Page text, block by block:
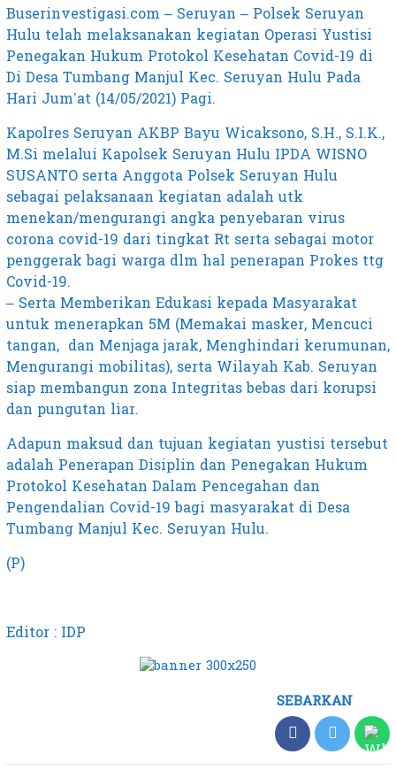
Buserinvestigasi.com – Seruyan – Polsek Seruyan
Hulu telah melaksanakan kegiatan Operasi Yustisi
Penegakan Hukum Protokol Kesehatan Covid-19 di
Di Desa Tumbang Manjul Kec. Seruyan Hulu Pada
Hari Jum’at (14/05/2021) Pagi.
Kapolres Seruyan AKBP Bayu Wicaksono, S.H., S.I.K.,
M.Si melalui Kapolsek Seruyan Hulu IPDA WISNO
SUSANTO serta Anggota Polsek Seruyan Hulu
sebagai pelaksanaan kegiatan adalah utk
menekan/mengurangi angka penyebaran virus
corona covid-19 dari tingkat Rt serta sebagai motor
penggerak bagi warga dlm hal penerapan Prokes ttg
Covid-19.
– Serta Memberikan Edukasi kepada Masyarakat
untuk menerapkan 5M (Memakai masker, Mencuci
tangan, dan Menjaga jarak, Menghindari kerumunan,
Mengurangi mobilitas), serta Wilayah Kab. Seruyan
siap membangun zona Integritas bebas dari korupsi
dan pungutan liar.
Adapun maksud dan tujuan kegiatan yustisi tersebut
adalah Penerapan Disiplin dan Penegakan Hukum
Protokol Kesehatan Dalam Pencegahan dan
Pengendalian Covid-19 bagi masyarakat di Desa
Tumbang Manjul Kec. Seruyan Hulu.
(P)
Editor : IDP
SEBARKAN